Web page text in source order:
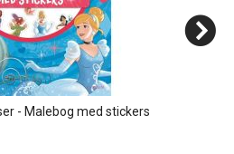
- Malebog med stickers